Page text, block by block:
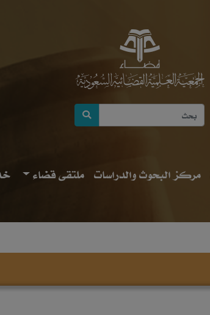
مركز البحوث والدراسات ملتقى قضاء